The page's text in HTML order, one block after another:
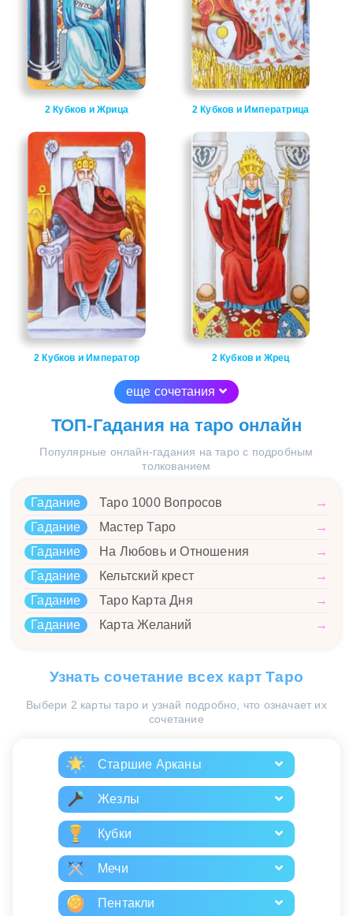
2 Кубков и Жрица 2 Кубков и Императрица
2 Кубков и Император 2 Кубков и Жрец
еще сочетания
ТОП-Гадания на таро онлайн
Популярные онлайн-гадания на таро с подробным
толкованием
Гадание Таро 1000 Вопросов
→
Гадание
Мастер Таро
→
Гадание
На Любовь и Отношения
→
Гадание
Кельтский крест
→
Гадание
Таро Карта Дня
→
Гадание
Карта Желаний →
Узнать сочетание всех карт Таро
Выбери 2 карты таро и узнай подробно, что означает их
сочетание
Старшие Арканы
Жезлы
Кубки
Мечи
Пентакли